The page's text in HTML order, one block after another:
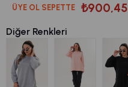
ÜYE OL SEPETTE ₺900,45
Diğer Renkleri